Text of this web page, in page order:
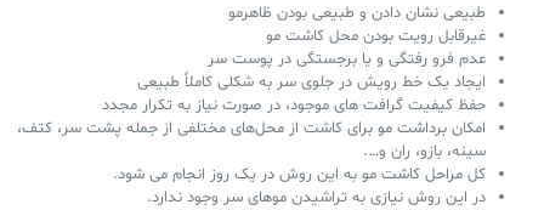
طبیعی نشان دادن و طبیعی بودن ظاهرمو
غیرقابل رویت بودن محل کاشت مو
عدم فرو رفتگی و یا برجستگی در پوست سر
ایجاد یک خط رویش در جلوی سر به شکلی کاملاً طبیعی
حفظ کیفیت گرافت های موجود، در صورت نیاز به تکرار مجدد
امکان برداشت مو برای کاشت از محل‌های مختلفی از جمله پشت سر، کتف،
سینه، بازو، ران و….
کل مراحل کاشت مو به این روش در یک روز انجام می شود.
در این روش نیازی به تراشیدن موهای سر وجود ندارد.